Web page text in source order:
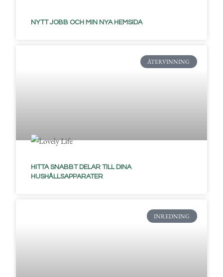
NYTT JOBB OCH MIN NYA HEMSIDA
ÅTERVINNING
HITTA SNABBT DELAR TILL DINA
HUSHÅLLSAPPARATER
INREDNING